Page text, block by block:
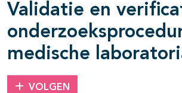
Validatie en
medische
VOLGEN
openklappen